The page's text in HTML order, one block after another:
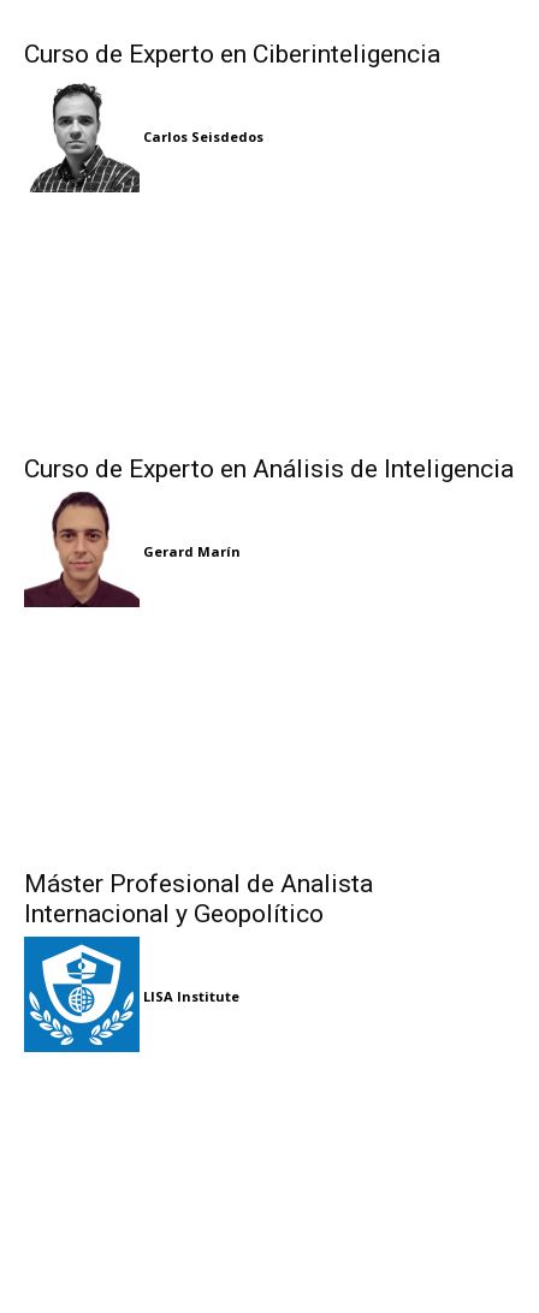
Curso de Experto en Ciberinteligencia
Carlos Seisdedos
Curso de Experto en Análisis de Inteligencia
Gerard Marín
Máster Profesional de Analista
Internacional y Geopolítico
LISA Institute